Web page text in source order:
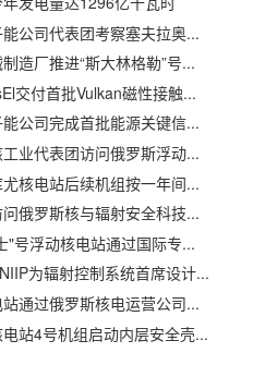
发电量达1296亿千瓦时
俄罗斯国家原子能公司代表团考察塞夫拉奥放射性废物管理设施
俄罗斯北方机械制造厂推进“斯大林格勒”号破冰船主推力轴承生产
Rostec旗下RosEl交付首批Vulkan磁性接触传感器
俄罗斯国家原子能公司完成首批能源关键信息基础设施产品认证
中国核安全与核工业代表团访问俄罗斯浮动核热电站
土耳其计划阿库尤核电站后续机组按一年间隔投产
卢旺达代表团访问俄罗斯核与辐射安全科技中心
"罗蒙诺索夫院士"号浮动核电站通过国际专家双周审计，整改项较2022年显著减少
Rosatom选定SNIIP为辐射控制系统首席设计机构，统管核设施放射仪表标准化与进口替代保障
斯摩棱斯克核电站通过俄罗斯核电运营公司安全专项检查
列宁格勒第二核电站4号机组启动内层安全壳施工